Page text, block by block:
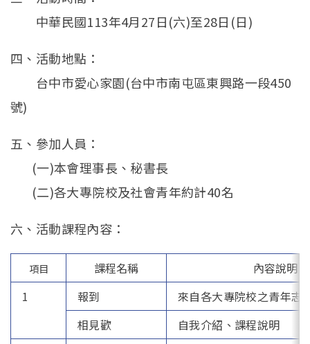
中華民國113年4月27日(六)至28日(日)
四、活動地點：
台中市愛心家園(台中市南屯區東興路一段450
號)
五、參加人員：
(一)本會理事長、秘書長
(二)各大專院校及社會青年約計40名
六、活動課程內容：
項目 課程名稱
內容說明
1
報到
來自各大專院校之青年志
相見歡
自我介紹、課程說明